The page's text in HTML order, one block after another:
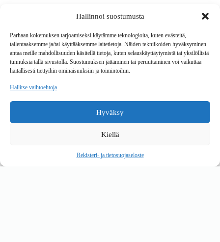
Hallinnoi suostumusta
Parhaan kokemuksen tarjoamiseksi käytämme teknologioita, kuten evästeitä,
tallentaaksemme ja/tai käyttääksemme laitetietoja. Näiden tekniikoiden hyväksyminen
antaa meille mahdollisuuden käsitellä tietoja, kuten selauskäyttäytymistä tai yksilöllisiä
tunnuksia tällä sivustolla. Suostumuksen jättäminen tai peruuttaminen voi vaikuttaa
haitallisesti tiettyihin ominaisuuksiin ja toimintoihin.
Hallitse vaihtoehtoja
Hyväksy
Kiellä
Rekisteri- ja tietosuojaseloste
Tavarantoimitus / Maksutavat
Toimitustavat
Maksutavat
Vaihto ja palautus
Reklamaatiot
Copyright © 2026 Kalustepaikka